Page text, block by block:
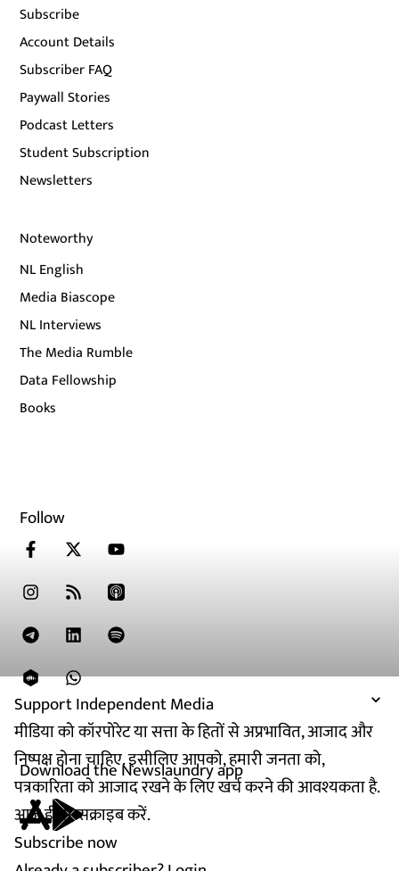
Support Independent Media
मीडिया को कॉरपोरेट या सत्ता के हितों से अप्रभावित, आजाद और
निष्पक्ष होना चाहिए. इसीलिए आपको, हमारी जनता को,
पत्रकारिता को आजाद रखने के लिए खर्च करने की आवश्यकता है.
आज ही सब्सक्राइब करें.
Subscribe now
Subscribe
Account Details
Subscriber FAQ
Paywall Stories
Podcast Letters
Student Subscription
Newsletters
Noteworthy
NL English
Media Biascope
NL Interviews
The Media Rumble
Data Fellowship
Books
Follow
Download the Newslaundry app